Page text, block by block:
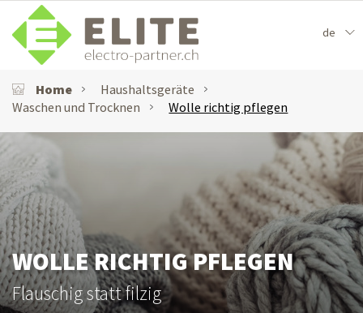
de
Home
Haushaltsgeräte
Waschen und Trocknen
Wolle richtig pflegen
WOLLE RICHTIG PFLEGEN
Flauschig statt filzig